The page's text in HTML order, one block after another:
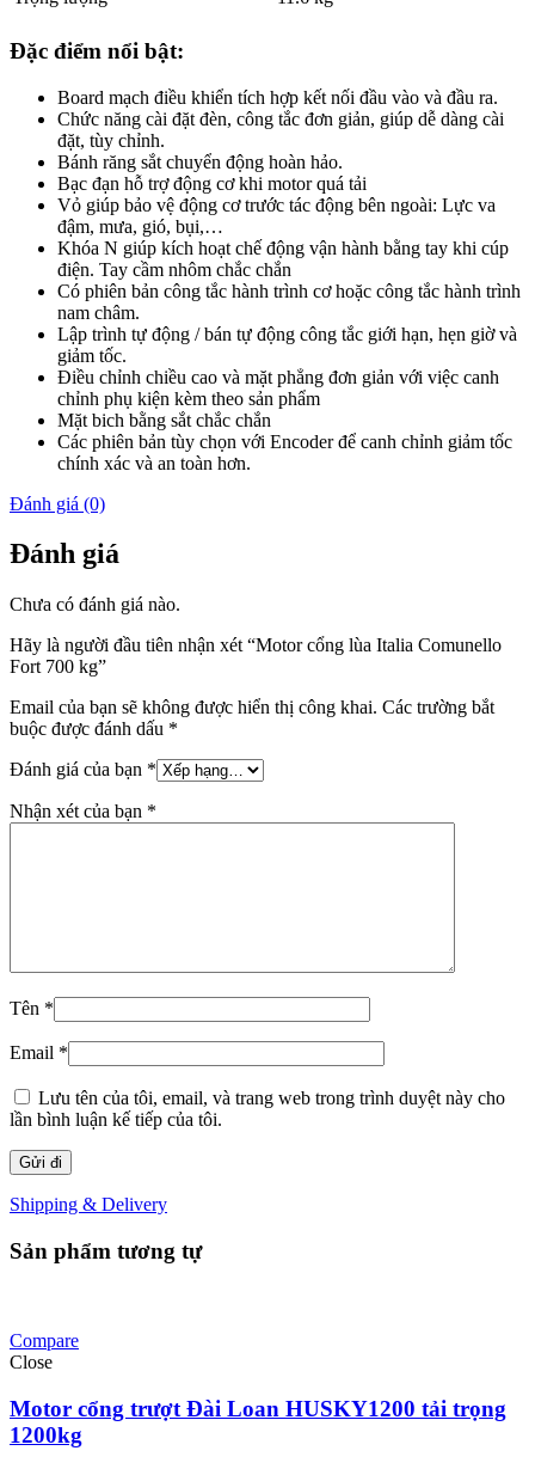
Đặc điểm nổi bật:
Board mạch điều khiển tích hợp kết nối đầu vào và đầu ra.
Chức năng cài đặt đèn, công tắc đơn giản, giúp dễ dàng cài
đặt, tùy chỉnh.
Bánh răng sắt chuyển động hoàn hảo.
Bạc đạn hỗ trợ động cơ khi motor quá tải
Vỏ giúp bảo vệ động cơ trước tác động bên ngoài: Lực va
đậm, mưa, gió, bụi,…
Khóa N giúp kích hoạt chế động vận hành bằng tay khi cúp
điện. Tay cầm nhôm chắc chắn
Có phiên bản công tắc hành trình cơ hoặc công tắc hành trình
nam châm.
Lập trình tự động / bán tự động công tắc giới hạn, hẹn giờ và
giảm tốc.
Điều chỉnh chiều cao và mặt phẳng đơn giản với việc canh
chỉnh phụ kiện kèm theo sản phẩm
Mặt bich bằng sắt chắc chắn
Các phiên bản tùy chọn với Encoder để canh chỉnh giảm tốc
chính xác và an toàn hơn.
Đánh giá (0)
Đánh giá
Chưa có đánh giá nào.
Hãy là người đầu tiên nhận xét “Motor cổng lùa Italia Comunello
Fort 700 kg”
Email của bạn sẽ không được hiển thị công khai. Các trường bắt
buộc được đánh dấu *
Đánh giá của bạn *
Nhận xét của bạn *
Tên *
Email *
Lưu tên của tôi, email, và trang web trong trình duyệt này cho
lần bình luận kế tiếp của tôi.
Shipping & Delivery
Sản phẩm tương tự
Compare
Close
Motor cổng trượt Đài Loan HUSKY1200 tải trọng
1200kg